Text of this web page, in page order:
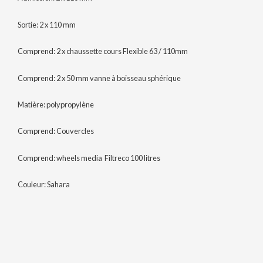
Sortie: 2 x 110 mm
Comprend: 2 x chaussette cours Flexible 63 / 110mm
Comprend: 2 x 50 mm vanne à boisseau sphérique
Matière: polypropylène
Comprend: Couvercles
Comprend: wheels media Filtreco 100 litres
Couleur: Sahara